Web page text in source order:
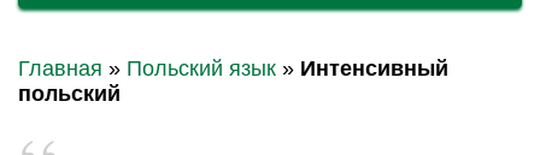
Главная » Польский язык » Интенсивный
польский